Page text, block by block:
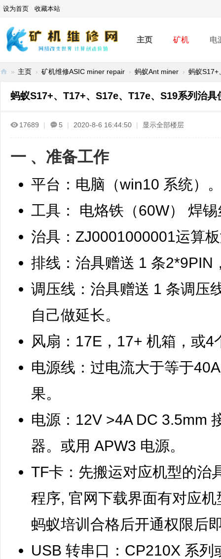
设为首页 收藏本站
主页 矿机 电
» 主页 › 矿机维修ASIC miner repair › 蚂蚁Ant miner › 蚂蚁S17+
蚂蚁S17+、T17+、S17e、T17e、S19系列治具
17689 | 5 | 2020-8-6 16:44:50 | 显示全部楼层
一 、准备工作
平台：电脑（win10 系统）
工具： 电烙铁（60W） 焊
治具：ZJ0001000001运算
排线：治具赠送 1 条2*9PIN
调压线：治具赠送 1 条调压
自己做延长。
风扇：17E，17+ 机箱，或
电源线：过电流大于等于
果。
电源：12V >4A DC 3.5mm
器。或用 APW3 电源。
TF卡：先搬运对应机型的治
程序, 官网下载界面有对应
蚂蚁培训合格后开通权限后
USB 转串口：CP210X 系